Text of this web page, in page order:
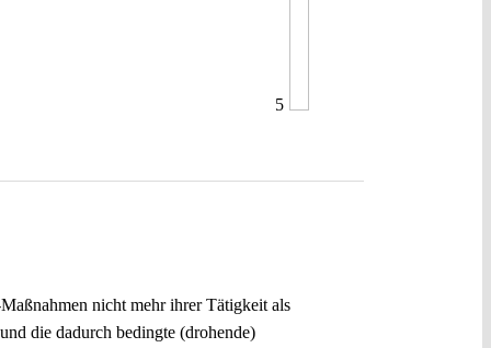
5
nicht mehr ihrer Tätigkeit als
die dadurch bedingte (drohende)